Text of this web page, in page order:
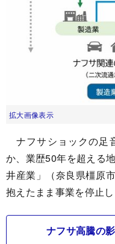
拡大画像表示
ナフサショックの足
か、業歴50年を超える
井産業」（奈良県橿原
抱えたまま事業を停止
ナフサ高騰の